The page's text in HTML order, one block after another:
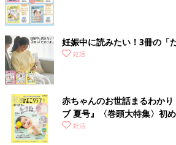
妊娠中に読みたい！3冊の「
妊活
赤ちゃんのお世話まるわか
ブ 夏号』〈巻頭大特集〉初
く！ おっぱい・ミルクの基
妊活